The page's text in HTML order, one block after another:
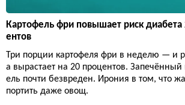
Картофель фри повышает риск диабета
ентов
Три порции картофеля фри в неделю — и
а вырастает на 20 процентов.
ель почти безвреден. Ирония в том, что
портить даже овощ.